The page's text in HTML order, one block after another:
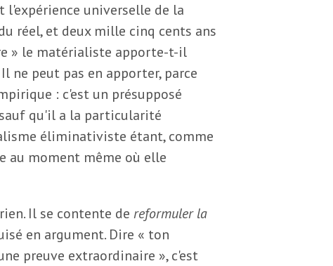
universelle de la
réel, et deux mille cinq cents ans
» le matérialiste apporte-t-il
ne peut pas en apporter, parce
: c'est un présupposé
qu'il a la particularité
éliminativiste étant, comme
au moment même où elle
Il se contente de reformuler la
en argument. Dire « ton
preuve extraordinaire », c'est